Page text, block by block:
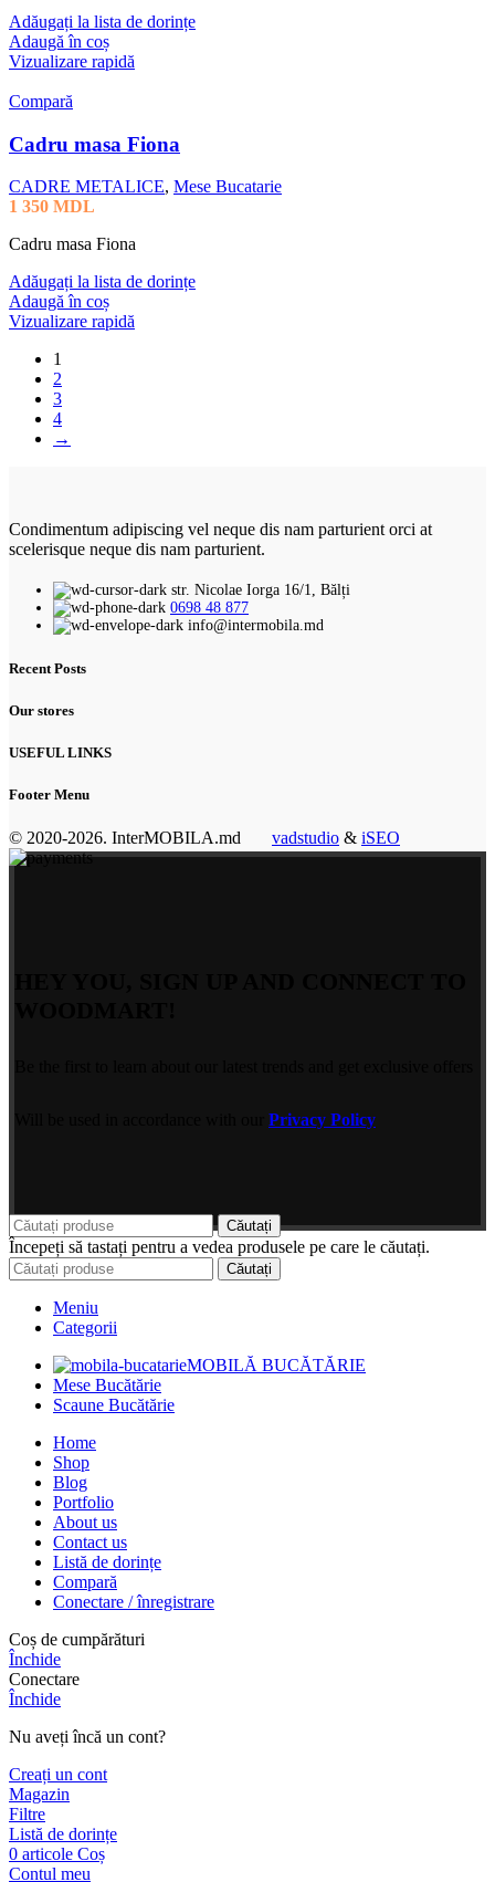
Adăugați la lista de dorințe
Adaugă în coș
Vizualizare rapidă
Compară
Cadru masa Fiona
CADRE METALICE, Mese Bucatarie
1 350 MDL
Cadru masa Fiona
Adăugați la lista de dorințe
Adaugă în coș
Vizualizare rapidă
1
2
3
4
→
Condimentum adipiscing vel neque dis nam parturient orci at
scelerisque neque dis nam parturient.
str. Nicolae Iorga 16/1, Bălți
0698 48 877
info@intermobila.md
Recent Posts
Our stores
USEFUL LINKS
Footer Menu
© 2020-2026. InterMOBILA.md vadstudio & iSEO
Privacy Policy
Căutați
Începeți să tastați pentru a vedea produsele pe care le căutați.
Căutați
Meniu
Categorii
MOBILĂ BUCĂTĂRIE
Mese Bucătărie
Scaune Bucătărie
Home
Shop
Blog
Portfolio
About us
Contact us
Listă de dorințe
Compară
Conectare / înregistrare
Coș de cumpărături
Închide
Conectare
Închide
Nu aveți încă un cont?
Creați un cont
Magazin
Filtre
Listă de dorințe
0 articole Coș
Contul meu